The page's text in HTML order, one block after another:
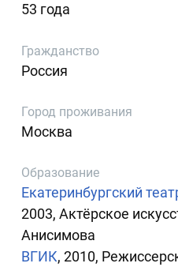
53 года
Гражданство
Россия
Город проживания
Москва
Образование
Екатеринбургский
2003, Актёрское
Анисимова
ВГИК, 2010,